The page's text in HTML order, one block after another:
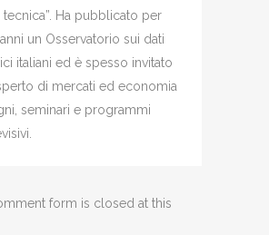
tecnica”. Ha pubblicato per
un Osservatorio sui dati
italiani ed è spesso invitato
di mercati ed economia
seminari e programmi
form is closed at this